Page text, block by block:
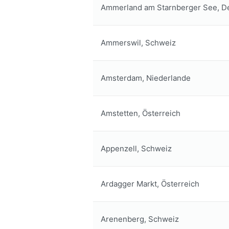
Ammerland am Starnberger See,
Ammerswil, Schweiz
Amsterdam, Niederlande
Amstetten, Österreich
Appenzell, Schweiz
Ardagger Markt, Österreich
Arenenberg, Schweiz